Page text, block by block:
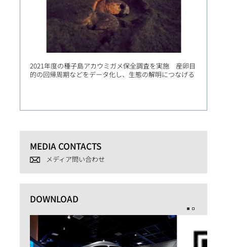
2021年度の種子島アカウミガメ保全調査を実施 産卵目
的の回帰周期などをデータ化し、生態の解明につなげる
MEDIA CONTACTS
メディア問い合わせ
DOWNLOAD